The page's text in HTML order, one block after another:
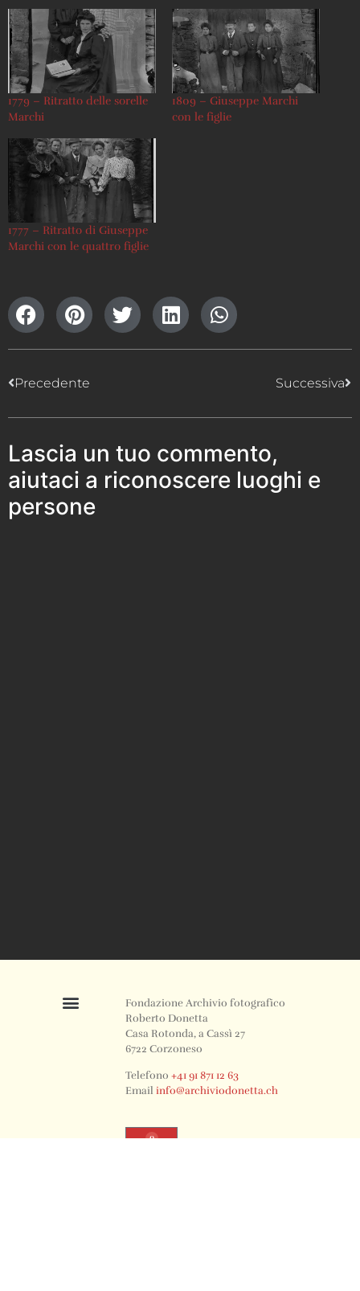
1779 – Ritratto delle sorelle
Marchi
1809 – Giuseppe Marchi
con le figlie
1777 – Ritratto di Giuseppe
Marchi con le quattro figlie
Precedente Successiva
Lascia un tuo commento,
aiutaci a riconoscere luoghi e
persone
Fondazione Archivio fotografico
Roberto Donetta
Casa Rotonda, a Cassì 27
6722 Corzoneso
Telefono+41 91 871 12 63
Emailinfo@archiviodonetta.ch
0